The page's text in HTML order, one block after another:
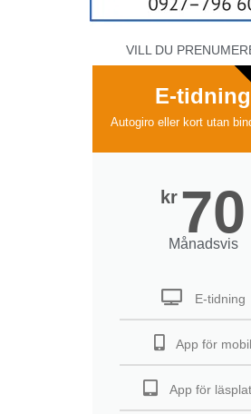
VILL DU
E-tidning
Autogiro eller kort utan
kr 70
Månadsvis
E-tidning
App för mobil
App för